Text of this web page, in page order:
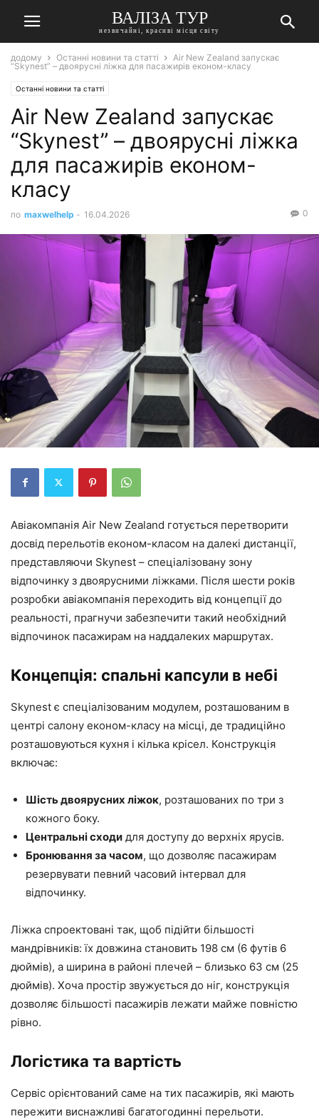
ВАЛІЗА ТУР
незвичайні, красиві місця світу
додому Останні новини та статті
Air New Zealand запускає
“Skynest” – двоярусні ліжка для пасажирів економ-класу
Останні новини та статті
Air New Zealand запускає
“Skynest” – двоярусні ліжка
для пасажирів економ-
класу
по maxwelhelp - 16.04.2026 0
Авіакомпанія Air New Zealand готується перетворити
досвід перельотів економ-класом на далекі дистанції,
представляючи Skynest – спеціалізовану зону
відпочинку з двоярусними ліжками. Після шести років
розробки авіакомпанія переходить від концепції до
реальності, прагнучи забезпечити такий необхідний
відпочинок пасажирам на наддалеких маршрутах.
Концепція: спальні капсули в небі
Skynest є спеціалізованим модулем, розташованим в
центрі салону економ-класу на місці, де традиційно
розташовуються кухня і кілька крісел. Конструкція
включає:
Шість двоярусних ліжок, розташованих по три з
кожного боку.
Центральні сходи для доступу до верхніх ярусів.
Бронювання за часом, що дозволяє пасажирам
резервувати певний часовий інтервал для
відпочинку.
Ліжка спроектовані так, щоб підійти більшості
мандрівників: їх довжина становить 198 см (6 футів 6
дюймів), а ширина в районі плечей – близько 63 см (25
дюймів). Хоча простір звужується до ніг, конструкція
дозволяє більшості пасажирів лежати майже повністю
рівно.
Логістика та вартість
Сервіс орієнтований саме на тих пасажирів, які мають
пережити виснажливі багатогодинні перельоти.